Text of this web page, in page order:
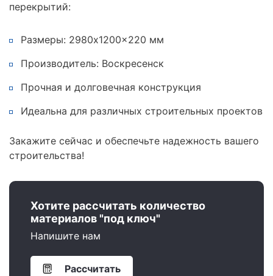
перекрытий:
Размеры: 2980x1200x220 мм
Производитель: Воскресенск
Прочная и долговечная конструкция
Идеальна для различных строительных проектов
Закажите сейчас и обеспечьте надежность вашего
строительства!
Хотите рассчитать количество
материалов "под ключ"
Напишите нам
Рассчитать